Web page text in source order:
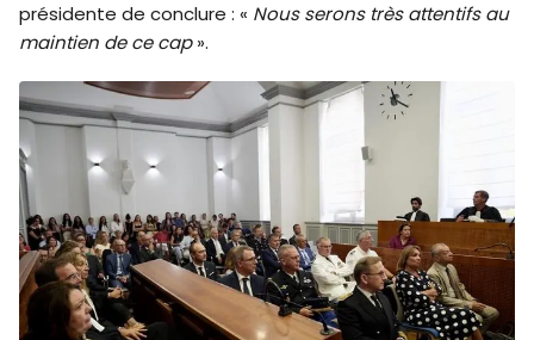
présidente de conclure : « Nous serons très attentifs au
maintien de ce cap».